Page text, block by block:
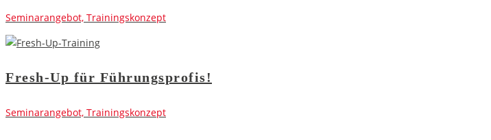
Seminarangebot, Trainingskonzept
Fresh-Up für Führungsprofis!
Seminarangebot, Trainingskonzept